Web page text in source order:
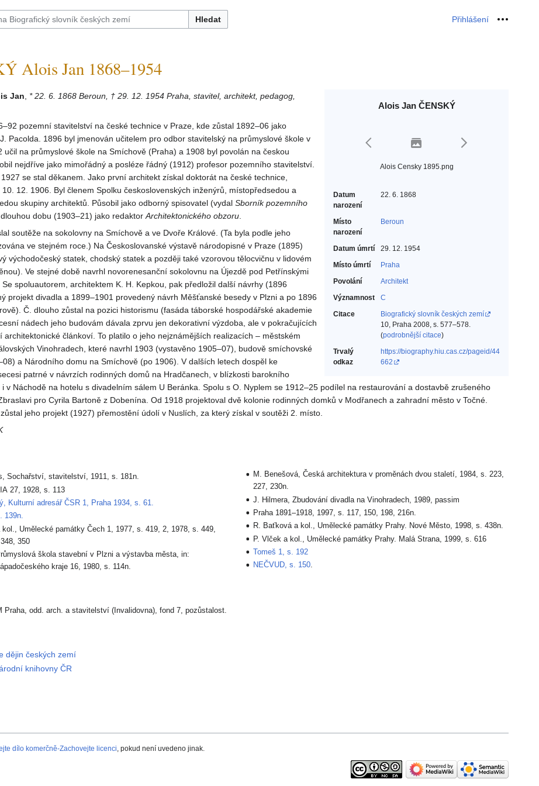
Hledat Přihlášení Osobní
Alois Jan 1868–1954
Alois Jan ČENSKÝ
Alois Censky 1895.png
Datum
narození
22. 6. 1868
Místo
narození
Beroun
Datum úmrtí
29. 12. 1954
Místo úmrtí
Praha
Povolání
Architekt‎
Významnost
C
Citace
Biografický slovník českých zemí
10, Praha 2008, s. 577–578.
(podrobnější citace)
Trvalý
odkaz
https://biography.hiu.cas.cz/pageid/44
662
Jan
* 22. 6. 1868 Beroun, † 29. 12. 1954 Praha, stavitel, architekt, pedagog,
pozemní stavitelství na české technice v Praze, kde zůstal 1892–06 jako
Pacolda. 1896 byl jmenován učitelem pro odbor stavitelský na průmyslové škole v
učil na průmyslové škole na Smíchově (Praha) a 1908 byl povolán na českou
nejdříve jako mimořádný a posléze řádný (1912) profesor pozemního stavitelství.
se stal děkanem. Jako první architekt získal doktorát na české technice,
10. 12. 1906. Byl členem Spolku československých inženýrů, místopředsedou a
skupiny architektů. Působil jako odborný spisovatel (vydal Sborník pozemního
dobu (1903–21) jako redaktor Architektonického obzoru
soutěže na sokolovny na Smíchově a ve Dvoře Králové. (Ta byla podle jeho
ve stejném roce.) Na Českoslovanské výstavě národopisné v Praze (1895)
východočeský statek, chodský statek a později také vzorovou tělocvičnu v lidovém
Ve stejné době navrhl novorenesanční sokolovnu na Újezdě pod Petřínskými
spoluautorem, architektem K. H. Kepkou, pak předložil další návrhy (1896
projekt divadla a 1899–1901 provedený návrh Měšťanské besedy v Plzni a po 1896
Č. dlouho zůstal na pozici historismu (fasáda táborské hospodářské akademie
nádech jeho budovám dávala zprvu jen dekorativní výzdoba, ale v pokračujících
architektonické článkoví. To platilo o jeho nejznámějších realizacích – městském
Vinohradech, které navrhl 1903 (vystavěno 1905–07), budově smíchovské
a Národního domu na Smíchově (po 1906). V dalších letech dospěl ke
patrné v návrzích rodinných domů na Hradčanech, v blízkosti barokního
v Náchodě na hotelu s divadelním sálem U Beránka. Spolu s O. Nyplem se 1912–25 podílel na restaurování a dostavbě zrušeného
pro Cyrila Bartoně z Dobenína. Od 1918 projektoval dvě kolonie rodinných domků v Modřanech a zahradní město v Točné.
jeho projekt (1927) přemostění údolí v Nuslích, za který získal v soutěži 2. místo.
Sochařství, stavitelství, 1911, s. 181n.
27, 1928, s. 113
Kulturní adresář ČSR 1, Praha 1934, s. 61.
139n.
kol., Umělecké památky Čech 1, 1977, s. 419, 2, 1978, s. 449,
350
škola stavební v Plzni a výstavba města, in:
kraje 16, 1980, s. 114n.
M. Benešová, Česká architektura v proměnách dvou staletí, 1984, s. 223,
227, 230n.
J. Hilmera, Zbudování divadla na Vinohradech, 1989, passim
Praha 1891–1918, 1997, s. 117, 150, 198, 216n.
R. Baťková a kol., Umělecké památky Prahy. Nové Město, 1998, s. 438n.
P. Vlček a kol., Umělecké památky Prahy. Malá Strana, 1999, s. 616
Tomeš 1, s. 192
NEČVUD, s. 150.
Praha, odd. arch. a stavitelství (Invalidovna), fond 7, pozůstalost.
dějin českých zemí
knihovny ČR
dílo komerčně-Zachovejte licenci , pokud není uvedeno jinak.